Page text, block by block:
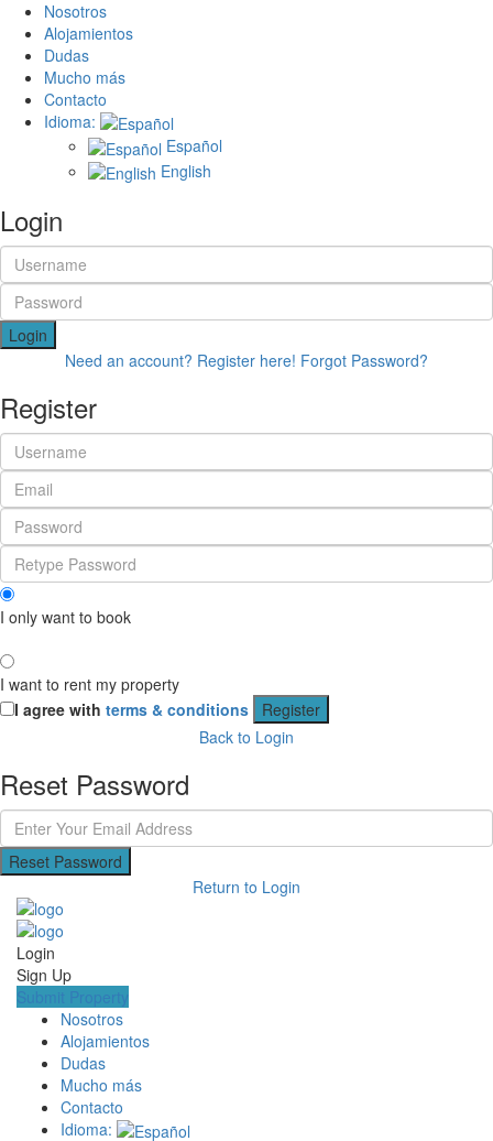
Nosotros
Alojamientos
Dudas
Mucho más
Contacto
Idioma:
Español
English
Login
Login
Need an account? Register here! Forgot Password?
Register
I only want to book
I want to rent my property
I agree with terms & conditions
Register
Back to Login
Reset Password
Reset Password
Return to Login
Login
Sign Up
Submit Property
Nosotros
Alojamientos
Dudas
Mucho más
Contacto
Idioma: